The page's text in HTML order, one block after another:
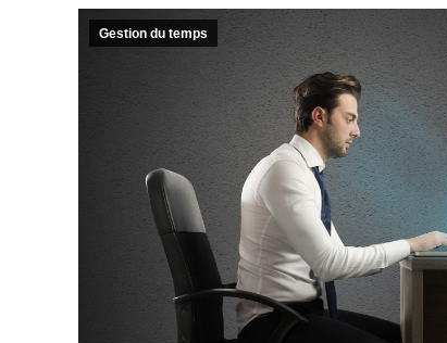
Gestion du temps